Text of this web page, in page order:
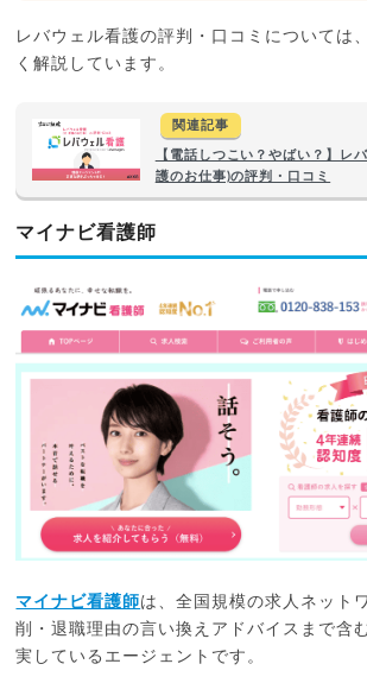
レバウェル看護の評判・口コミについては
く解説しています。
関連記事
【電話しつこい？やばい？】レ
護のお仕事)の評判・口コミ
マイナビ看護師
マイナビ看護師は、全国規模の求人ネット
削・退職理由の言い換えアドバイスまで含
実しているエージェントです。